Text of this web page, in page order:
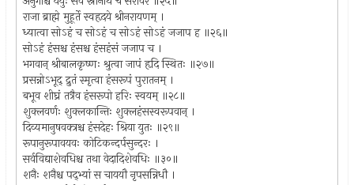
राजा ब्राह्मे मुहूर्ते स्वहृदये श्रीनरायणम् ।
ध्यात्वा सोऽहं च सोऽहं च सोऽहं सोऽहं जजाप ह ॥२६॥
सोऽहं हंसश्च हंसश्च हंसहंसं जजाप च ।
भगवान् श्रीबालकृष्णः श्रुत्वा जापं हृदि स्थितः ॥२७॥
प्रसन्नोऽभूद् द्रुतं स्मृत्वा हंसरूपं पुरातनम् ।
बभूव शीघ्रं तत्रैव हंसरूपो हरिः स्वयम् ॥२८॥
शुक्लवर्णः शुक्लकान्तिः शुक्लहंसस्वरूपवान् ।
दिव्यमानुषवक्त्रश्च हंसदेहः श्रिया युतः ॥२९॥
रूपानुरूपावयवः कोटिकन्दर्पसुन्दरः ।
सर्वविद्याशेवधिश्च तथा वेदादिशेवधिः ॥३०॥
शनैः शनैश्च पद्भ्यां स चाययौ नृपसन्निधौ ।